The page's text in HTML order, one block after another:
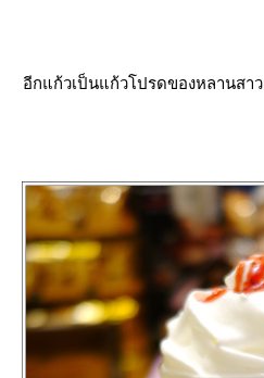
อีกแก้วเป็นแก้วโปรดของหลานสาว